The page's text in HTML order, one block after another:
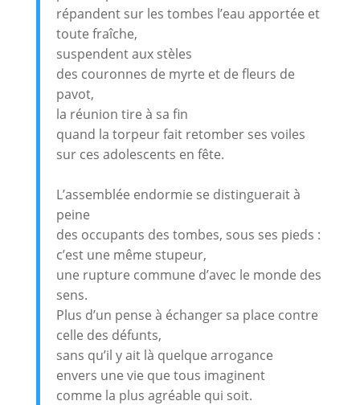
répandent sur les tombes l’eau apportée et
toute fraîche,
suspendent aux stèles
des couronnes de myrte et de fleurs de
pavot,
la réunion tire à sa fin
quand la torpeur fait retomber ses voiles
sur ces adolescents en fête.
L’assemblée endormie se distinguerait à
peine
des occupants des tombes, sous ses pieds :
c’est une même stupeur,
une rupture commune d’avec le monde des
sens.
Plus d’un pense à échanger sa place contre
celle des défunts,
sans qu’il y ait là quelque arrogance
envers une vie que tous imaginent
comme la plus agréable qui soit.